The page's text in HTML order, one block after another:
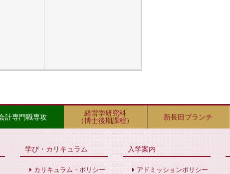
計専門職専攻
経営学研究科
（博士後期課程）
新長田ブランチ
学び・カリキュラム
カリキュラム・ポリシー
入学案内
アドミッションポリシー